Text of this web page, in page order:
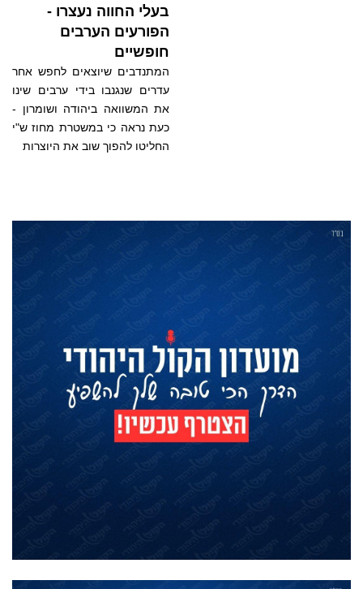
בעלי החווה נעצרו -
הפורעים הערבים
חופשיים
המתנדבים שיוצאים לחפש אחר
עדרים שנגנבו בידי ערבים שינו
את המשוואה ביהודה ושומרון -
כעת נראה כי במשטרת מחוז ש"י
החליטו להפוך שוב את היוצרות